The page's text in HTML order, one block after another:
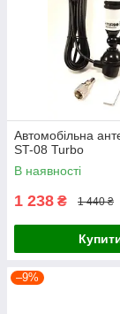
Автомобільна
ST-08 Turbo
В наявності
1 238 ₴ 1 440 ₴
–9%